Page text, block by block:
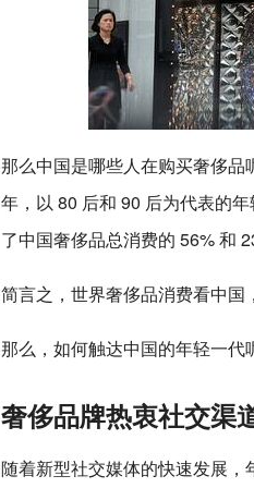
那么中国是哪些人在购买奢侈
年，以 80 后和 90 后为代表的
了中国奢侈品总消费的 56% 和
简言之，世界奢侈品消费看中国
那么，如何触达中国的年轻一代
奢侈品牌热衷社交渠
随着新型社交媒体的快速发展